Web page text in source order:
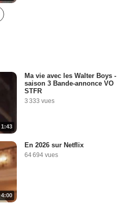
1:43
Ma vie avec les Walter Boys -
saison 3 Bande-annonce VO
STFR
3 333 vues
4:00
En 2026 sur Netflix
64 694 vues